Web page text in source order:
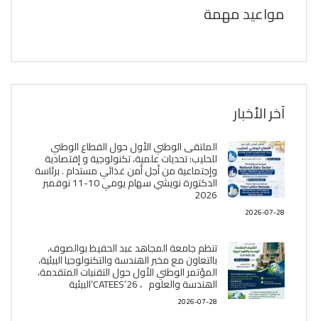
مواعيد مهمة
آخر الأخبار
الملتقى الوطني الأول حول القطاع الوطني
للحليب: تحديات علمية، تكنولوجية و إقتصادية
وإجتماعية من أجل أمن غذائي مستدام . برئاسة
الدكتورة نويشي سهام يومي 10-11 نوفمبر
2026
2026-07-28
تنظم جامعة المجاهد عبد الحفيظ بوالصوف،
بالتعاون مع مخبر الھندسة والتكنولوجيا البیئیة،
المؤتمر الوطني الأول حول التقنيات المتقدمة،
الھندسة والعلوم ، CATEES’26’البیئية
2026-07-28